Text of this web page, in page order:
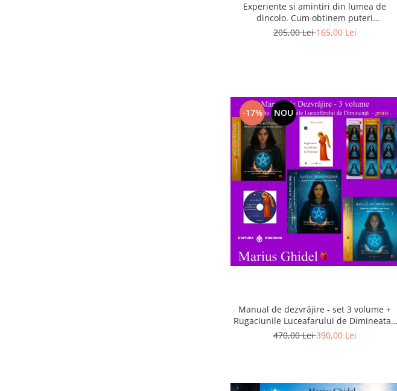
Experiente si amintiri din lumea de
dincolo. Cum obtinem puteri
extrasenzoriale - cu exercitii
205,00 Lei165,00 Lei
-17% NOU
Manual de dezvrăjire - set 3 volume +
Rugaciunile Luceafarului de Dimineata -
Gratuit)
470,00 Lei390,00 Lei